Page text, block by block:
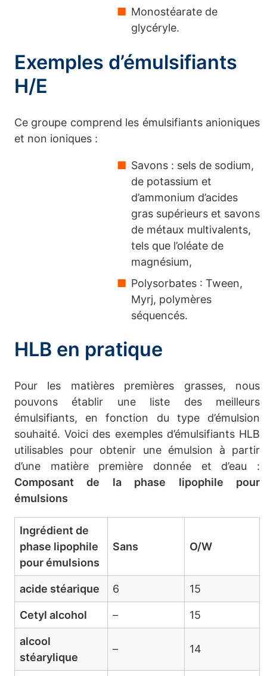
Monostéarate de
glycéryle.
Exemples d’émulsifiants
H/E
Ce groupe comprend les émulsifiants anioniques
et non ioniques :
Savons : sels de sodium,
de potassium et
d’ammonium d’acides
gras supérieurs et savons
de métaux multivalents,
tels que l’oléate de
magnésium,
Polysorbates : Tween,
Myrj, polymères
séquencés.
HLB en pratique
Pour les matières premières grasses, nous
pouvons établir une liste des meilleurs
émulsifiants, en fonction du type d’émulsion
souhaité. Voici des exemples d’émulsifiants HLB
utilisables pour obtenir une émulsion à partir
d’une matière première donnée et d’eau :
Composant de la phase lipophile pour
émulsions
Ingrédient de
phase lipophile
pour émulsions
Sans O/W
acide stéarique 6 15
Cetyl alcohol – 15
alcool
stéarylique
– 14